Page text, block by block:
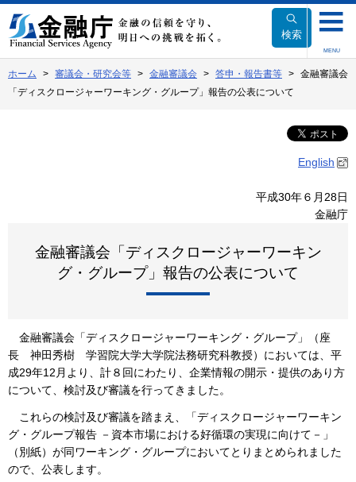
文
へ
動
検索
MENU
ホーム 審議会・研究会等 金融審議会 答申・報告書等
金融審議会
「ディスクロージャーワーキング・グループ」報告の公表について
English
平成30年６月28日
金融庁
金融審議会「ディスクロージャーワーキン
グ・グループ」報告の公表について
金融審議会「ディスクロージャーワーキング・グループ」（座
長 神田秀樹 学習院大学大学院法務研究科教授）においては、平
成29年12月より、計８回にわたり、企業情報の開示・提供のあり方
について、検討及び審議を行ってきました。
これらの検討及び審議を踏まえ、「ディスクロージャーワーキン
グ・グループ報告 －資本市場における好循環の実現に向けて－」
（別紙）が同ワーキング・グループにおいてとりまとめられました
ので、公表します。